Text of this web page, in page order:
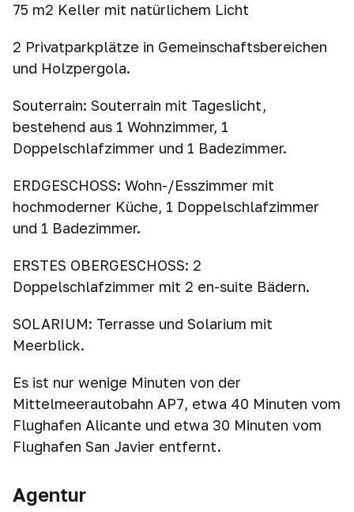
75 m2 Keller mit natürlichem Licht
2 Privatparkplätze in Gemeinschaftsbereichen
und Holzpergola.
Souterrain: Souterrain mit Tageslicht,
bestehend aus 1 Wohnzimmer, 1
Doppelschlafzimmer und 1 Badezimmer.
ERDGESCHOSS: Wohn-/Esszimmer mit
hochmoderner Küche, 1 Doppelschlafzimmer
und 1 Badezimmer.
ERSTES OBERGESCHOSS: 2
Doppelschlafzimmer mit 2 en-suite Bädern.
SOLARIUM: Terrasse und Solarium mit
Meerblick.
Es ist nur wenige Minuten von der
Mittelmeerautobahn AP7, etwa 40 Minuten vom
Flughafen Alicante und etwa 30 Minuten vom
Flughafen San Javier entfernt.
Agentur